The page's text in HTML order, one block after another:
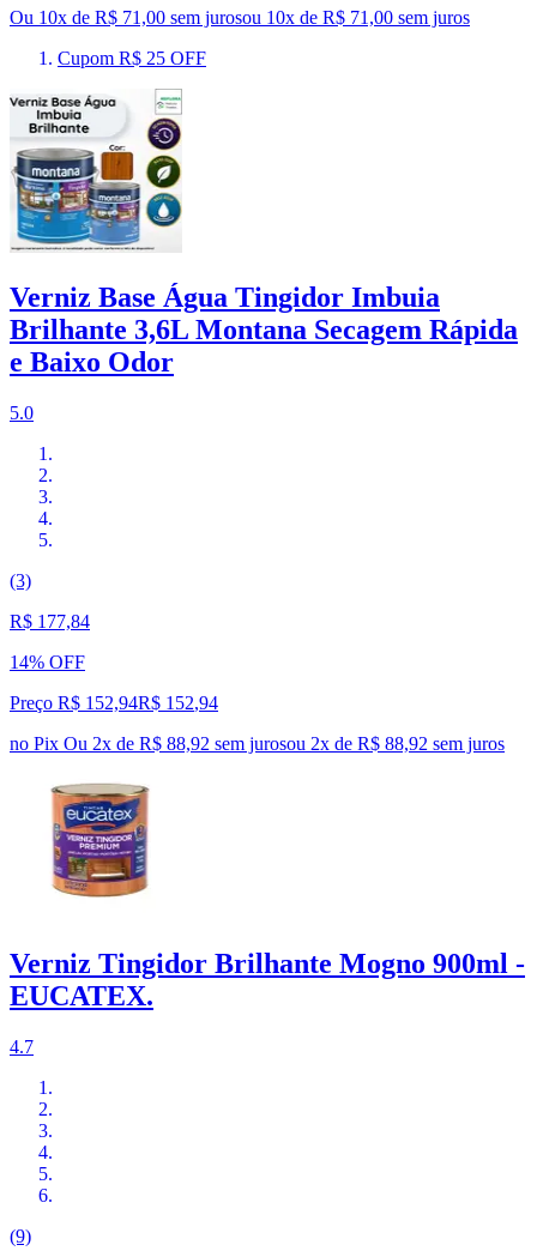
Ou 10x de R$ 71,00 sem jurosou 10x de R$ 71,00 sem juros
Cupom R$ 25 OFF
Verniz Base Água Tingidor Imbuia
Brilhante 3,6L Montana Secagem Rápida
e Baixo Odor
5.0
(3)
R$ 177,84
14% OFF
Preço R$ 152,94R$ 152,94
no Pix Ou 2x de R$ 88,92 sem jurosou 2x de R$ 88,92 sem juros
Verniz Tingidor Brilhante Mogno 900ml -
EUCATEX.
4.7
(9)